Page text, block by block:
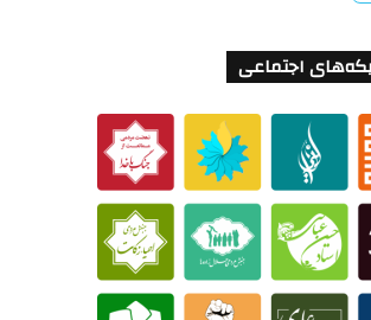
اجتماعی